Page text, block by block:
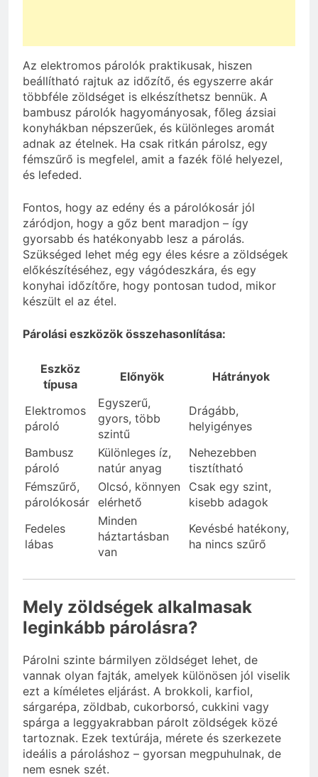
Az elektromos párolók praktikusak, hiszen
beállítható rajtuk az időzítő, és egyszerre akár
többféle zöldséget is elkészíthetsz bennük. A
bambusz párolók hagyományosak, főleg ázsiai
konyhákban népszerűek, és különleges aromát
adnak az ételnek. Ha csak ritkán párolsz, egy
fémszűrő is megfelel, amit a fazék fölé helyezel,
és lefeded.
Fontos, hogy az edény és a párolókosár jól
záródjon, hogy a gőz bent maradjon – így
gyorsabb és hatékonyabb lesz a párolás.
Szükséged lehet még egy éles késre a zöldségek
előkészítéséhez, egy vágódeszkára, és egy
konyhai időzítőre, hogy pontosan tudod, mikor
készült el az étel.
Párolási eszközök összehasonlítása:
Eszköz
típusa
Előnyök Hátrányok
Elektromos
pároló
Egyszerű,
gyors, több
szintű
Drágább,
helyigényes
Bambusz
pároló
Különleges íz,
natúr anyag
Nehezebben
tisztítható
Fémszűrő,
párolókosár
Olcsó, könnyen
elérhető
Csak egy szint,
kisebb adagok
Fedeles
lábas
Minden
háztartásban
van
Kevésbé hatékony,
ha nincs szűrő
Mely zöldségek alkalmasak
leginkább párolásra?
Párolni szinte bármilyen zöldséget lehet, de
vannak olyan fajták, amelyek különösen jól viselik
ezt a kíméletes eljárást. A brokkoli, karfiol,
sárgarépa, zöldbab, cukorborsó, cukkini vagy
spárga a leggyakrabban párolt zöldségek közé
tartoznak. Ezek textúrája, mérete és szerkezete
ideális a pároláshoz – gyorsan megpuhulnak, de
nem esnek szét.